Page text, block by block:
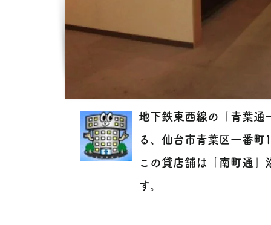
地下鉄東西線の「青葉通
る、仙台市青葉区一番
この貸店舗は「南町通
す。